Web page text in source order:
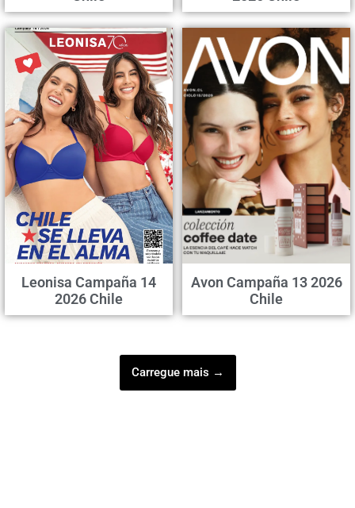
Leonisa Campaña 14
2026 Chile
Avon Campaña 13 2026
Chile
Carregue mais →